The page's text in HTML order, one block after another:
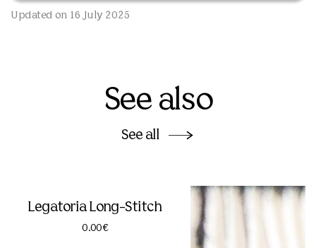
Updated on 16 July 2025
See also
See all
Legatoria Long-Stitch
0.00€